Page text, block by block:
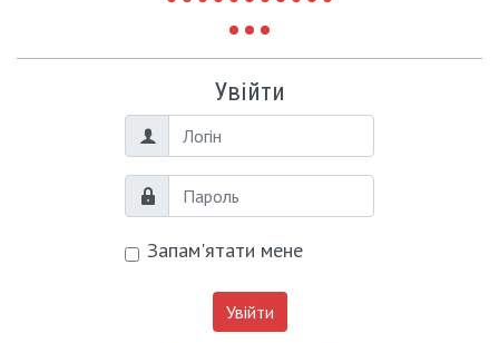
Увійти
Логін
Пароль
Запам'ятати мене
Увійти